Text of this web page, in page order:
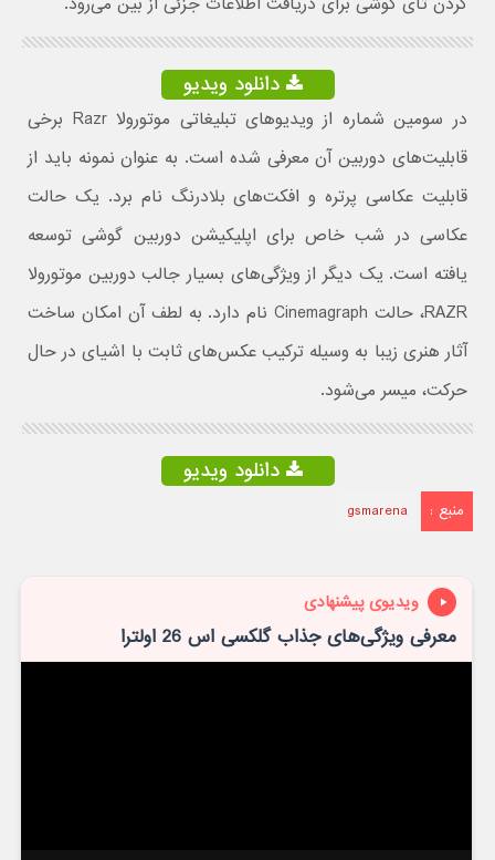
دانلود ویدیو
در سومین شماره از ویدیوهای تبلیغاتی موتورولا Razr برخی
قابلیت‌های دوربین آن معرفی شده است. به عنوان نمونه باید از
قابلیت عکاسی پرتره و افکت‌های بلادرنگ نام برد. یک حالت
عکاسی در شب خاص برای اپلیکیشن دوربین گوشی توسعه
یافته است. یک دیگر از ویژگی‌های بسیار جالب دوربین موتورولا
RAZR، حالت Cinemagraph نام دارد. به لطف آن امکان ساخت
آثار هنری زیبا به وسیله ترکیب عکس‌های ثابت با اشیای در حال
حرکت، میسر می‌شود.
دانلود ویدیو
منبع : gsmarena
ویدیوی پیشنهادی
معرفی ویژگی‌های جذاب گلکسی اس 26 اولترا